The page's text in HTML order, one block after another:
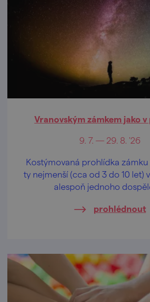
Vranovským zámkem jako
9. 7. — 29. 8. '26
Kostýmovaná prohlídka
ty nejmenší (cca od 3 do 10 let)
alespoň jednoho
prohlédnout